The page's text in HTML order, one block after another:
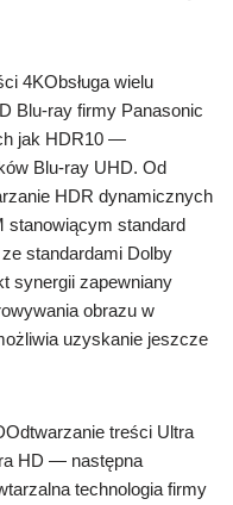
4KObsługa wielu
Blu-ray firmy Panasonic
jak HDR10 —
Blu-ray UHD. Od
HDR dynamicznych
stanowiącym standard
standardami Dolby
synergii zapewniany
obrazu w
uzyskanie jeszcze
treści Ultra
HD — następna
technologia firmy